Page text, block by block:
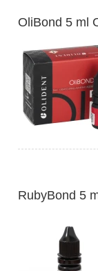
OliBond 5 ml
RubyBond 5